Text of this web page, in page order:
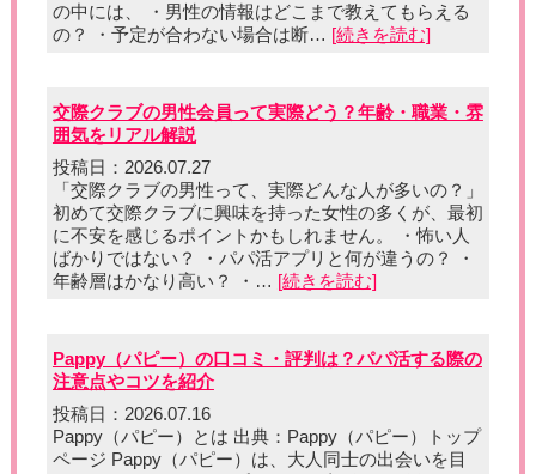
の中には、 ・男性の情報はどこまで教えてもらえる
の？ ・予定が合わない場合は断… [続きを読む]
交際クラブの男性会員って実際どう？年齢・職業・雰
囲気をリアル解説
投稿日：2026.07.27
「交際クラブの男性って、実際どんな人が多いの？」
初めて交際クラブに興味を持った女性の多くが、最初
に不安を感じるポイントかもしれません。 ・怖い人
ばかりではない？ ・パパ活アプリと何が違うの？ ・
年齢層はかなり高い？ ・… [続きを読む]
Pappy（パピー）の口コミ・評判は？パパ活する際の
注意点やコツを紹介
投稿日：2026.07.16
Pappy（パピー）とは 出典：Pappy（パピー）トップ
ページ Pappy（パピー）は、大人同士の出会いを目